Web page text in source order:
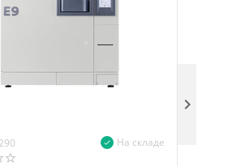
На складе
